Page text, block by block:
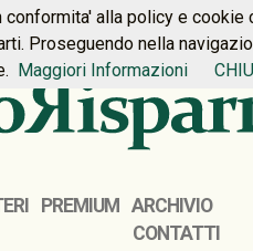
PREMIUM
ARCHIVIO
CONTATTI
alla policy e cookie
Proseguendo nella
Maggiori Informazioni